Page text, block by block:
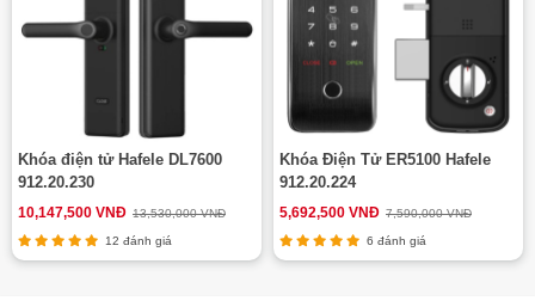
Khóa điện tử Hafele DL7600
912.20.230
10,147,500 VNĐ 13,530,000 VNĐ
12 đánh giá
Khóa Điện Tử ER5100 Hafele
912.20.224
5,692,500 VNĐ 7,590,000 VNĐ
6 đánh giá